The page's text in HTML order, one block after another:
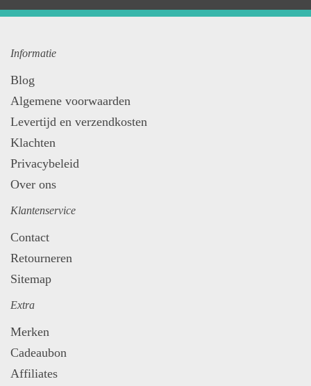
Informatie
Blog
Algemene voorwaarden
Levertijd en verzendkosten
Klachten
Privacybeleid
Over ons
Klantenservice
Contact
Retourneren
Sitemap
Extra
Merken
Cadeaubon
Affiliates